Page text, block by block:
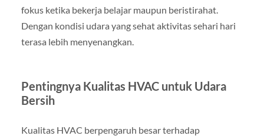
fokus ketika bekerja belajar maupun beristirahat.
Dengan kondisi udara yang sehat aktivitas sehari hari
terasa lebih menyenangkan.
Pentingnya Kualitas HVAC untuk Udara
Bersih
Kualitas HVAC berpengaruh besar terhadap